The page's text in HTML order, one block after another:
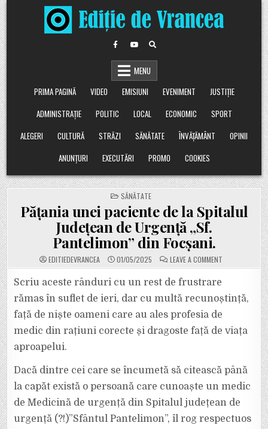
Skip
to
content
MENU
PRIMA PAGINĂ
VIDEO EMISIUNI EVENIMENT
JUSTIȚIE
ADMINISTRAȚIE
POLITIC LOCAL ECONOMIC
SPORT
ALEGERI
CULTURĂ STRĂZI SĂNĂTATE ÎNVĂȚĂMÂNT
OPINII
ANUNȚURI
EXECUTĂRI PROMO COOKIES
POSTED
IN
SĂNĂTATE
Pățania unei paciente de la Spitalul
Județean de Urgență „Sf.
Pantelimon” din Focșani.
EDITIEDEVRANCEA 01/05/2025 LEAVE A COMMENT
PĂȚANIA
LA
SPITALUL
„SF.
PANTELIMON”
Scriu aceste rânduri cu un rest de frustrare
rămas în suflet de ieri, dar cu multă recunoștință,
față de niște oameni care au ales profesia de
medic din rațiuni corecte și dragoste față de viața
aproapelui.
Dacă dintre cei care se încumetă să citească până
la capăt există o persoană care cunoaște un medic
de Medicină de urgență din Spitalul județean de
urgență (?!)”Sfântul Pantelimon”, îl rog respectuos